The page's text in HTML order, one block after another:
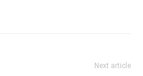
Next article